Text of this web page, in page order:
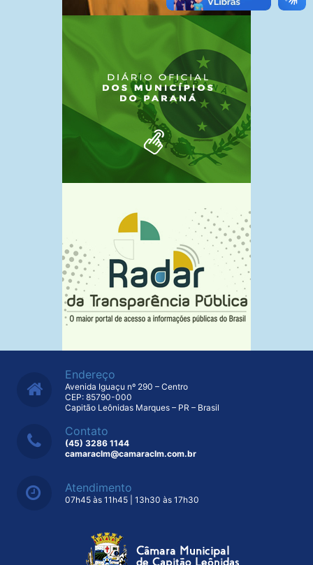
Endereço
Avenida Iguaçu nº 290 – Centro
CEP: 85790-000
Capitão Leônidas Marques – PR – Brasil
Contato
(45) 3286 1144
camaraclm@camaraclm.com.br
Atendimento
07h45 às 11h45 | 13h30 às 17h30